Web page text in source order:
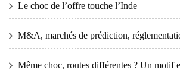
Le choc de l’offre touche l’Inde
M&A, marchés de prédiction,
Même choc, routes différentes ? Un motif